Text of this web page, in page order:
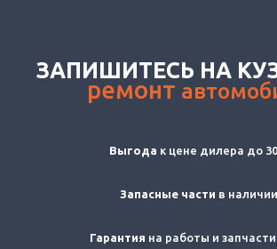
ЗАПИШИТЕСЬ НА
ремонт
Выгода к цене дилера до
Запасные части в наличии
Гарантия на работы и запчасти